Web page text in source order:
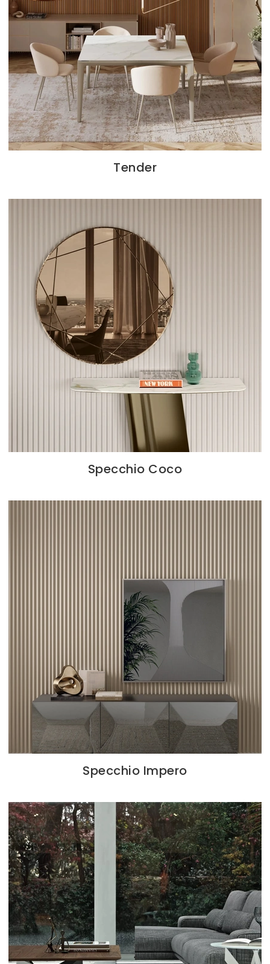
Tender
Specchio Coco
Specchio Impero